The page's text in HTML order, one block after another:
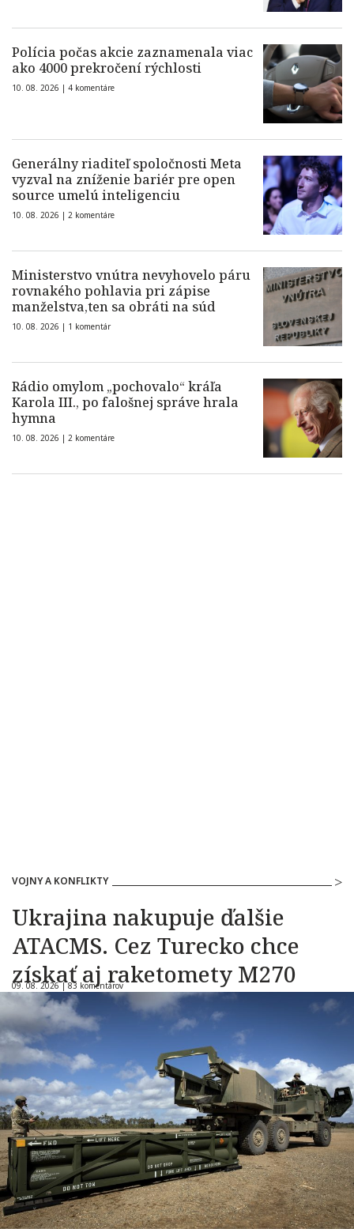
Polícia počas akcie zaznamenala viac
ako 4000 prekročení rýchlosti
10. 08. 2026 | 4 komentáre
Generálny riaditeľ spoločnosti Meta
vyzval na zníženie bariér pre open
source umelú inteligenciu
10. 08. 2026 | 2 komentáre
Ministerstvo vnútra nevyhovelo páru
rovnakého pohlavia pri zápise
manželstva,ten sa obráti na súd
10. 08. 2026 | 1 komentár
Rádio omylom „pochovalo“ kráľa
Karola III., po falošnej správe hrala
hymna
10. 08. 2026 | 2 komentáre
VOJNY A KONFLIKTY
Ukrajina nakupuje ďalšie
ATACMS. Cez Turecko chce
získať aj raketomety M270
09. 08. 2026 |83 komentárov